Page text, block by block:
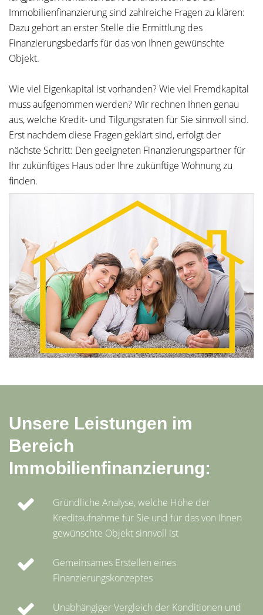
Immobilienfinanzierung sind zahlreiche Fragen zu klären:
Dazu gehört an erster Stelle die Ermittlung des
Finanzierungsbedarfs für das von Ihnen gewünschte
Objekt.
Wie viel Eigenkapital ist vorhanden? Wie viel Fremdkapital
muss aufgenommen werden? Wir rechnen Ihnen genau
aus, welche Kredit- und Tilgungsraten für Sie sinnvoll sind.
Erst nachdem diese Fragen geklärt sind, erfolgt der
nächste Schritt: Den geeigneten Finanzierungspartner für
Ihr zukünftiges Haus oder Ihre zukünftige Wohnung zu
finden.
Unsere Leistungen im
Bereich
Immobilienfinanzierung:
Gründliche Analyse, welche Höhe der
Kreditaufnahme für Sie und für das von Ihnen
gewünschte Objekt sinnvoll ist
Gemeinsames Erstellen eines
Finanzierungskonzeptes
Unabhängiger Vergleich der Konditionen und